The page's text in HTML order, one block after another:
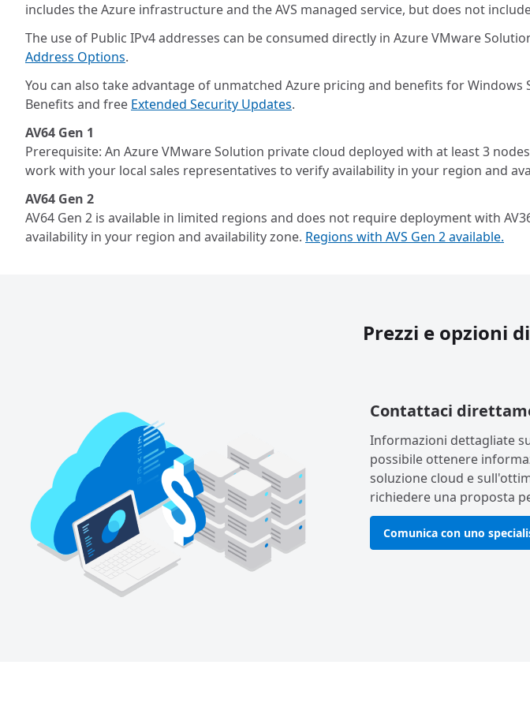
includes the Azure infrastructure and the AVS managed service, but does not
The use of Public IPv4 addresses can be consumed directly in Azure VMware
Address Options.
You can also take advantage of unmatched Azure pricing and benefits for
Benefits and free Extended Security Updates.
AV64 Gen 1
Prerequisite: An Azure VMware Solution private cloud deployed with at least 3
work with your local sales representatives to verify availability in your region and
AV64 Gen 2
AV64 Gen 2 is available in limited regions and does not require deployment with
availability in your region and availability zone. Regions with AVS Gen 2 available.
Prezzi e opzioni
Contattaci
Informazioni dettagliate
possibile ottenere
soluzione cloud e
richiedere una proposta
Comunica con uno